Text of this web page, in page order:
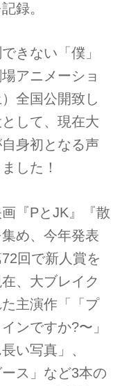
録。
きない「僕」
アニメーショ
全国公開致し
して、現在大
身初となる声
した！
『PとJK』『散
め、今年発表
回で新人賞を
、大ブレイク
主演作「「プ
ンですか?〜」
い写真」、
ス」など3本の